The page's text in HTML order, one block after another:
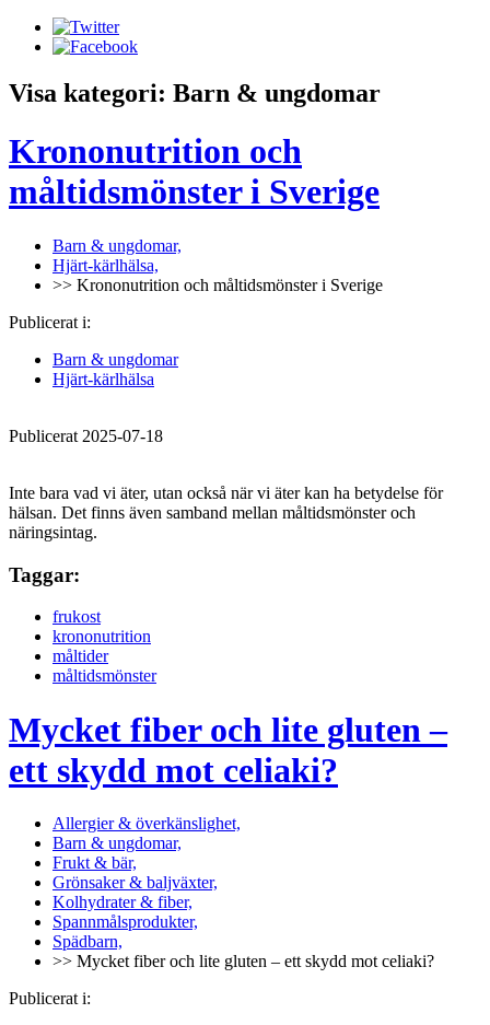
Visa kategori: Barn & ungdomar
Krononutrition och
måltidsmönster i Sverige
Barn & ungdomar,
Hjärt-kärlhälsa,
>> Krononutrition och måltidsmönster i Sverige
Publicerat i:
Barn & ungdomar
Hjärt-kärlhälsa
Publicerat 2025-07-18
Inte bara vad vi äter, utan också när vi äter kan ha betydelse för
hälsan. Det finns även samband mellan måltidsmönster och
näringsintag.
Taggar:
frukost
krononutrition
måltider
måltidsmönster
Mycket fiber och lite gluten –
ett skydd mot celiaki?
Allergier & överkänslighet,
Barn & ungdomar,
Frukt & bär,
Grönsaker & baljväxter,
Kolhydrater & fiber,
Spannmålsprodukter,
Spädbarn,
>> Mycket fiber och lite gluten – ett skydd mot celiaki?
Publicerat i: